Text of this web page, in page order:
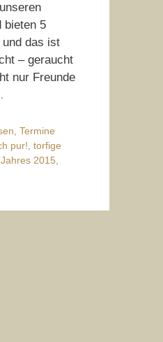
bieten 5
das ist
– geraucht
nur Freunde
, Termine
pur!, torfige
2015,